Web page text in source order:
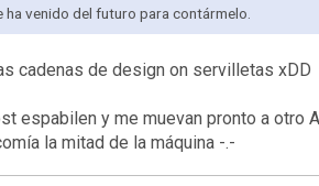
ha venido del futuro para contármelo.
cadenas de design on servilletas xDD
espabilen y me muevan pronto a otro
la mitad de la máquina -.-